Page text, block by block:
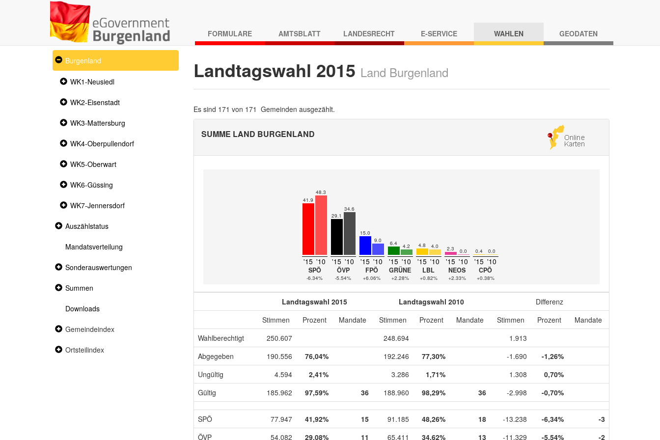
FORMULARE AMTSBLATT LANDESRECHT E-SERVICE WAHLEN GEODATEN
Expanded
section
Burgenland
Collapsed
WK1-Neusiedl
Collapsed
WK2-Eisenstadt
Collapsed
WK3-Mattersburg
Collapsed
WK4-Oberpullendorf
Collapsed
WK5-Oberwart
Collapsed
WK6-Güssing
Collapsed
WK7-Jennersdorf
Collapsed
Auszählstatus
Mandatsverteilung
Collapsed
Sonderauswertungen
Collapsed
Summen
Downloads
Collapsed
Gemeindeindex
Collapsed
Ortsteilindex
Landtagswahl 2015 Land Burgenland
Es sind 171 von 171 Gemeinden ausgezählt.
SUMME LAND BURGENLAND
41.9
48.3
'15 '10
SPÖ
-6.34%
29.1
34.6
'15 '10
ÖVP
-5.54%
15.0
9.0
'15 '10
FPÖ
+6.06%
6.4 4.2
'15 '10
GRÜNE
+2.28%
4.8 4.0
'15 '10
LBL
+0.82%
2.3 0.0
'15 '10
NEOS
+2.33%
0.4 0.0
'15 '10
CPÖ
+0.38%
Landtagswahl 2015 Landtagswahl 2010
Differenz
Stimmen
Prozent Mandate Stimmen Prozent Mandate Stimmen Prozent
Mandate
Wahlberechtigt
250.607 248.694
1.913
Abgegeben
190.556 76,04% 192.246 77,30% -1.690
-1,26%
Ungültig
4.594 2,41% 3.286 1,71% 1.308
0,70%
Gültig
185.962 97,59% 36 188.960 98,29% 36 -2.998 -0,70%
SPÖ 77.947 41,92% 15 91.185 48,26% 18 -13.238 -6,34%
-3
ÖVP
54.082 29,08% 11 65.411 34,62% 13 -11.329 -5,54% -2